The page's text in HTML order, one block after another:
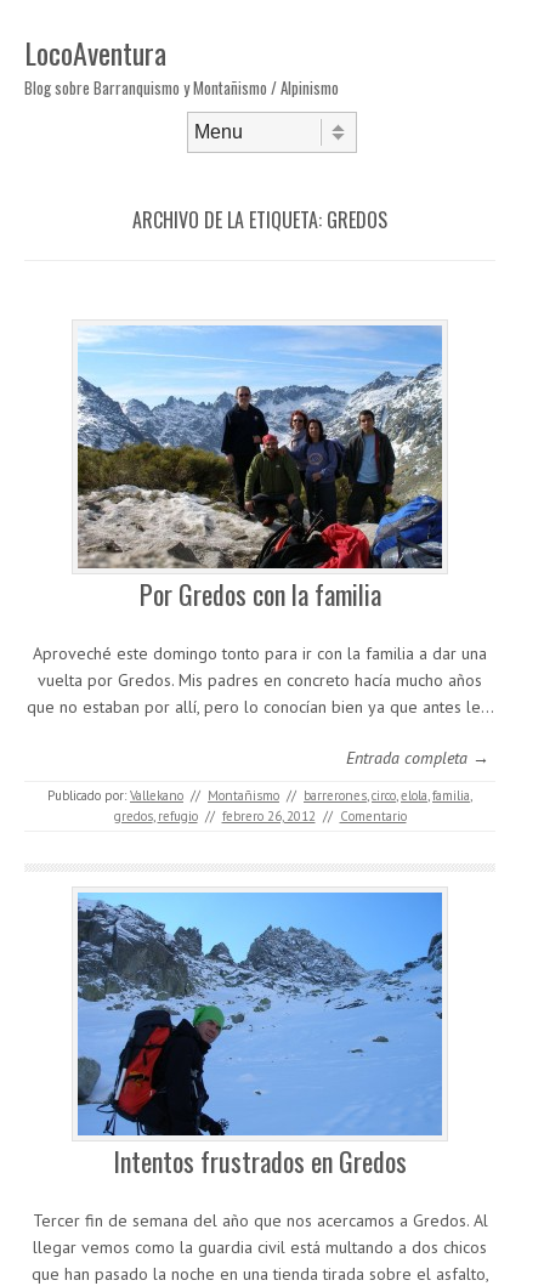
LocoAventura
Blog sobre Barranquismo y Montañismo / Alpinismo
ARCHIVO DE LA ETIQUETA: GREDOS
Por Gredos con la familia
Aproveché este domingo tonto para ir con la familia a dar una
vuelta por Gredos. Mis padres en concreto hacía mucho años
que no estaban por allí, pero lo conocían bien ya que antes le…
Entrada completa →
Publicado por: Vallekano // Montañismo // barrerones,circo,elola,familia,
gredos, refugio // febrero 26, 2012 // Comentario
Intentos frustrados en Gredos
Tercer fin de semana del año que nos acercamos a Gredos. Al
llegar vemos como la guardia civil está multando a dos chicos
que han pasado la noche en una tienda tirada sobre el asfalto,